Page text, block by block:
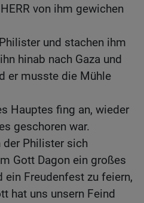
von ihm gewichen
und stachen ihm
hinab nach Gaza und
er musste die Mühle
Hauptes fing an, wieder
geschoren war.
der Philister sich
Gott Dagon ein großes
ein Freudenfest zu feiern,
hat uns unsern Feind